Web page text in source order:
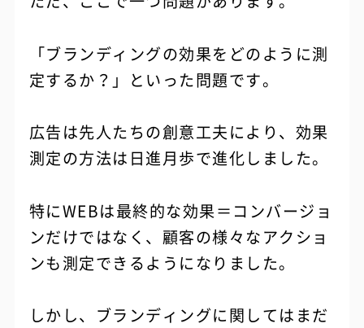
「ブランディングの効果をどのように測
定するか？」といった問題です。
広告は先人たちの創意工夫により、効果
測定の方法は日進月歩で進化しました。
特にWEBは最終的な効果＝コンバージョ
ンだけではなく、顧客の様々なアクショ
ンも測定できるようになりました。
しかし、ブランディングに関してはまだ